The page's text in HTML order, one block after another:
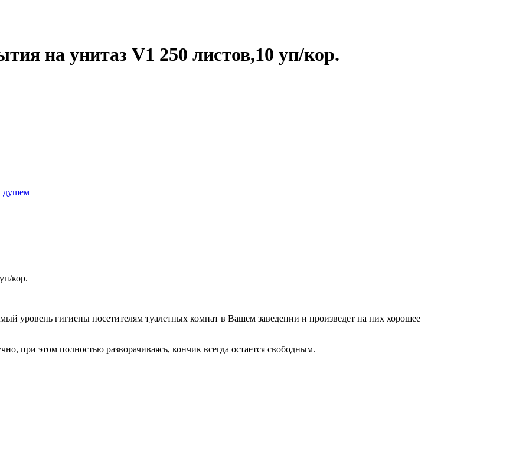
душем
на унитаз V1 250 листов,10 уп/кор.
кор.
уровень гигиены посетителям туалетных комнат в Вашем заведении и произведет на них хорошее
при этом полностью разворачиваясь, кончик всегда остается свободным.